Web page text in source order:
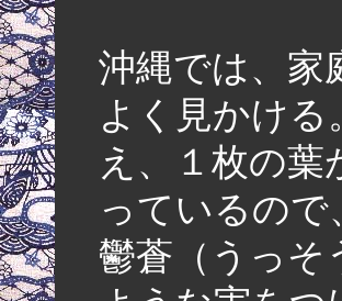
沖縄では、家
よく見かけ
え、１枚の
っているの
鬱蒼（うっそ